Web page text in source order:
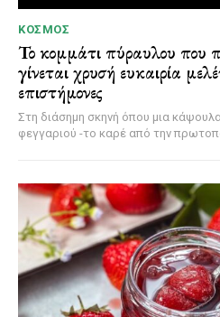
ΚΌΣΜΟΣ
Το κομμάτι πύραυλου που
γίνεται χρυσή ευκαιρία
επιστήμονες
Στη διάσημη σκηνή όπου μια
φεγγαριού -το καρέ από την